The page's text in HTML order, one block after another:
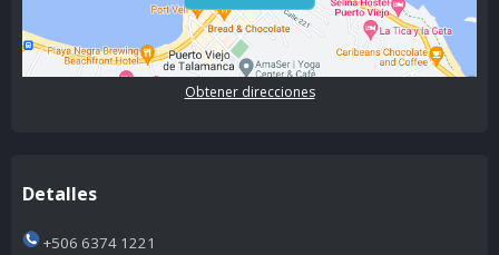
Obtener direcciones
Detalles
+506 6374 1221